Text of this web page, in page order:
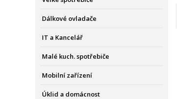
Dálkové ovladače
IT a Kancelář
Malé kuch. spotřebiče
Mobilní zařízení
Úklid a domácnost